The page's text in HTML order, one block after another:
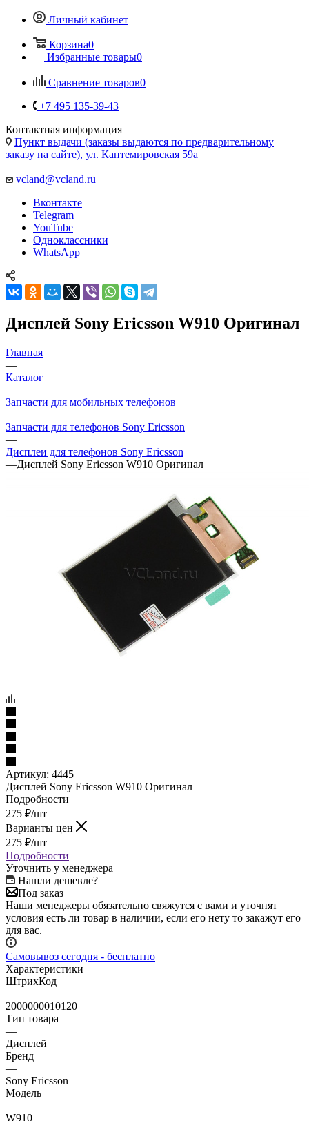
Личный кабинет
Корзина0
Избранные товары0
Сравнение товаров0
+7 495 135-39-43
Контактная информация
Пункт выдачи (заказы выдаются по предварительному
заказу на сайте), ул. Кантемировская 59а
vcland@vcland.ru
Вконтакте
Telegram
YouTube
Одноклассники
WhatsApp
Дисплей Sony Ericsson W910 Оригинал
Главная
—
Каталог
—
Запчасти для мобильных телефонов
—
Запчасти для телефонов Sony Ericsson
—
Дисплеи для телефонов Sony Ericsson
—Дисплей Sony Ericsson W910 Оригинал
Артикул: 4445
Дисплей Sony Ericsson W910 Оригинал
Подробности
275 ₽/шт
Варианты цен
275 ₽/шт
Подробности
Уточнить у менеджера
Нашли дешевле?
Под заказ
Наши менеджеры обязательно свяжутся с вами и уточнят
условия есть ли товар в наличии, если его нету то закажут его
для вас.
Самовывоз сегодня - бесплатно
Характеристики
ШтрихКод
—
2000000010120
Тип товара
—
Дисплей
Бренд
—
Sony Ericsson
Модель
—
W910